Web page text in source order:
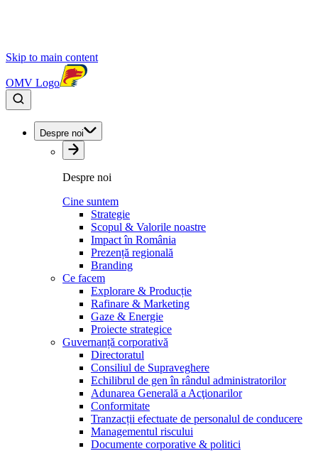
Skip to main content
OMV Logo
Despre noi
Despre noi
Cine suntem
Strategie
Scopul & Valorile noastre
Impact în România
Prezență regională
Branding
Ce facem
Explorare & Producție
Rafinare & Marketing
Gaze & Energie
Proiecte strategice
Guvernanță corporativă
Directoratul
Consiliul de Supraveghere
Echilibrul de gen în rândul administratorilor
Adunarea Generală a Acţionarilor
Conformitate
Tranzacții efectuate de personalul de conducere
Managementul riscului
Documente corporative & politici